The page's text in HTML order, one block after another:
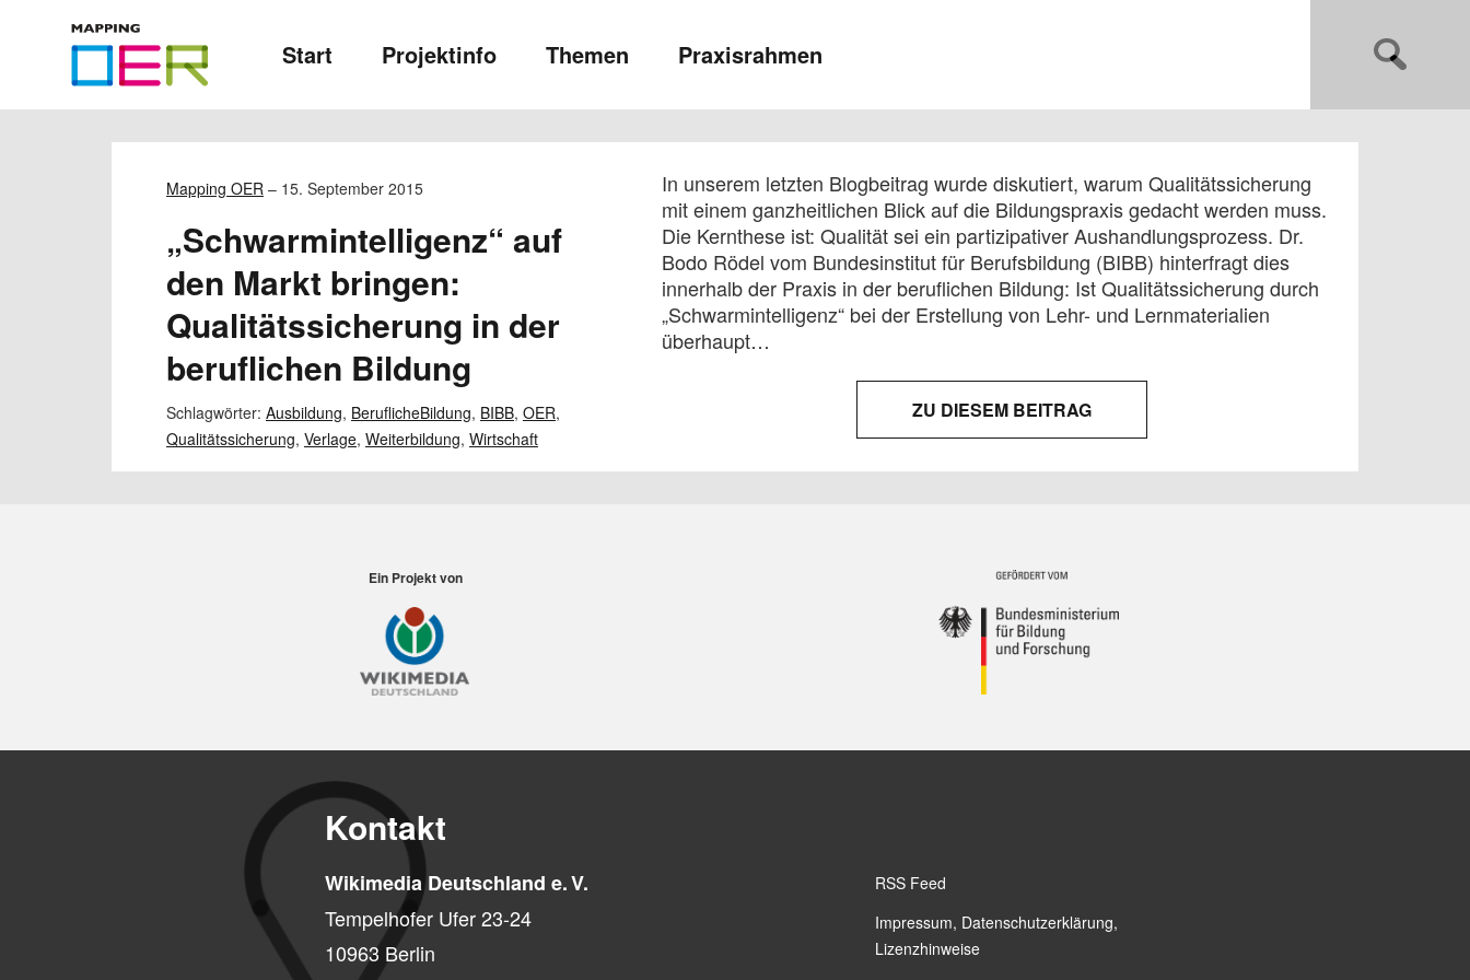
Mapping
OER Start Projektinfo Themen Praxisrahmen
Mapping OER – 15. September 2015
„Schwarmintelligenz“ auf
den Markt bringen:
Qualitätssicherung in der
beruflichen Bildung
Schlagwörter: Ausbildung, BeruflicheBildung, BIBB, OER,
Qualitätssicherung, Verlage, Weiterbildung, Wirtschaft
In unserem letzten Blogbeitrag wurde diskutiert, warum Qualitätssicherung
mit einem ganzheitlichen Blick auf die Bildungspraxis gedacht werden muss.
Die Kernthese ist: Qualität sei ein partizipativer Aushandlungsprozess. Dr.
Bodo Rödel vom Bundesinstitut für Berufsbildung (BIBB) hinterfragt dies
innerhalb der Praxis in der beruflichen Bildung: Ist Qualitätssicherung durch
„Schwarmintelligenz“ bei der Erstellung von Lehr- und Lernmaterialien
überhaupt…
ZU DIESEM BEITRAG
Ein Projekt von
Kontakt
Wikimedia Deutschland e. V.
Tempelhofer Ufer 23-24
10963 Berlin
RSS Feed
Impressum, Datenschutzerklärung,
Lizenzhinweise